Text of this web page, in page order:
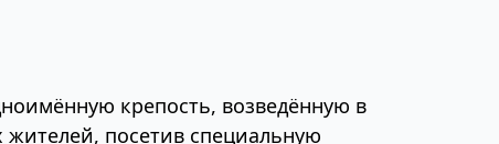
крепость, возведённую в
посетив специальную